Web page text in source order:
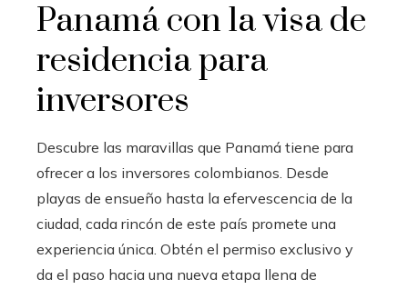
Panamá con la visa de
residencia para
inversores
Descubre las maravillas que Panamá tiene para
ofrecer a los inversores colombianos. Desde
playas de ensueño hasta la efervescencia de la
ciudad, cada rincón de este país promete una
experiencia única. Obtén el permiso exclusivo y
da el paso hacia una nueva etapa llena de